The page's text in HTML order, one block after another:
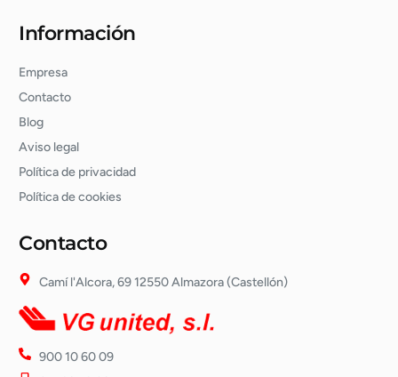
Información
Empresa
Contacto
Blog
Aviso legal
Política de privacidad
Política de cookies
Contacto
Camí l'Alcora, 69 12550 Almazora (Castellón)
900 10 60 09